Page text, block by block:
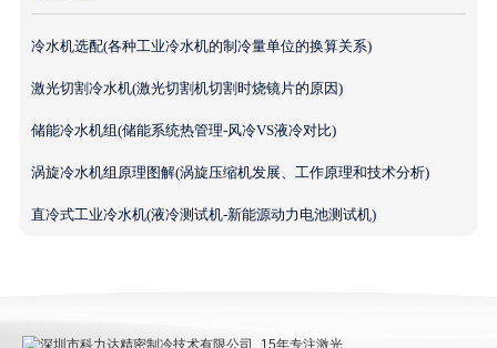
冷水机选配(各种工业冷水机的制冷量单位的换算关系)
激光切割冷水机(激光切割机切割时烧镜片的原因)
储能冷水机组(储能系统热管理-风冷VS液冷对比)
涡旋冷水机组原理图解(涡旋压缩机发展、工作原理和技术分析)
直冷式工业冷水机(液冷测试机-新能源动力电池测试机)